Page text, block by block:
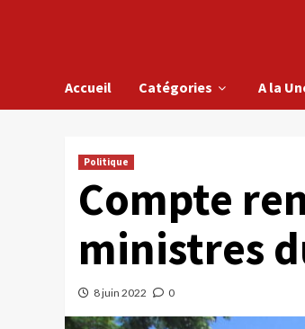
Accueil Catégories A la
Politique
Compte
ministres
8 juin 2022 0